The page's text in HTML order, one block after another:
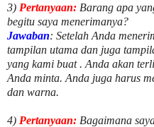
3) Pertanyaan: Barang apa
begitu saya menerimanya?
Jawaban: Setelah Anda
tampilan utama dan juga
yang kami buat . Anda akan
Anda minta. Anda juga harus
dan warna.
4) Pertanyaan: Bagaimana